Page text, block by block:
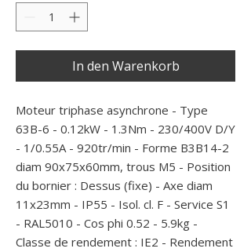
In den Warenkorb
Moteur triphase asynchrone - Type
63B-6 - 0.12kW - 1.3Nm - 230/400V D/Y
- 1/0.55A - 920tr/min - Forme B3B14-2
diam 90x75x60mm, trous M5 - Position
du bornier : Dessus (fixe) - Axe diam
11x23mm - IP55 - Isol. cl. F - Service S1
- RAL5010 - Cos phi 0.52 - 5.9kg -
Classe de rendement : IE2 - Rendement